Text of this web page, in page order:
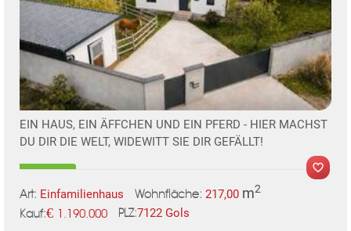
TE
EIN HAUS, EIN ÄFFCHEN UND EIN PFERD - HIER MACHST
DU DIR DIE WELT, WIDEWITT SIE DIR GEFÄLLT!
Art: Einfamilienhaus Wohnfläche: 217,00 m2
Kauf:€ 1.190.000 PLZ:7122 Gols